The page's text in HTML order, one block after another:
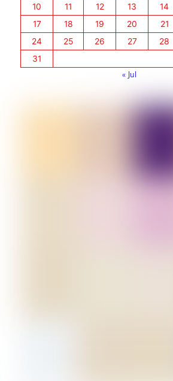
10
11 12 13 14
17
18 19 20 21
24
25 26 27 28
31
« Jul